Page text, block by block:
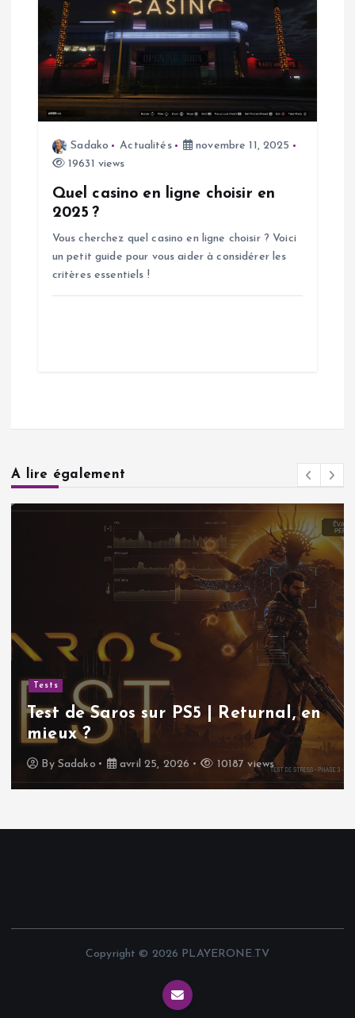
Sadako Actualités
novembre 11, 2025
19631 views
Quel casino en ligne choisir en
2025 ?
Vous cherchez quel casino en ligne choisir ? Voici
un petit guide pour vous aider à considérer les
critères essentiels !
A lire également
Tests
Test de Saros sur PS5 | Returnal, en
mieux ?
By Sadako avril 25, 2026 10187 views
Copyright © 2026 PLAYERONE.TV